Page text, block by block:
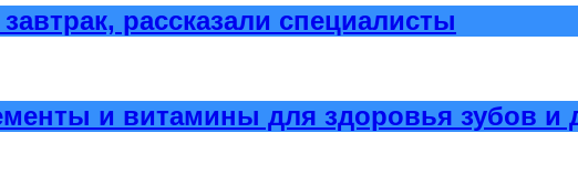
рассказали специалисты
и витамины для здоровья зубов и